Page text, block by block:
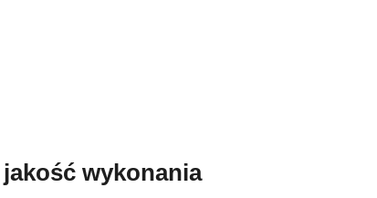
wykonania